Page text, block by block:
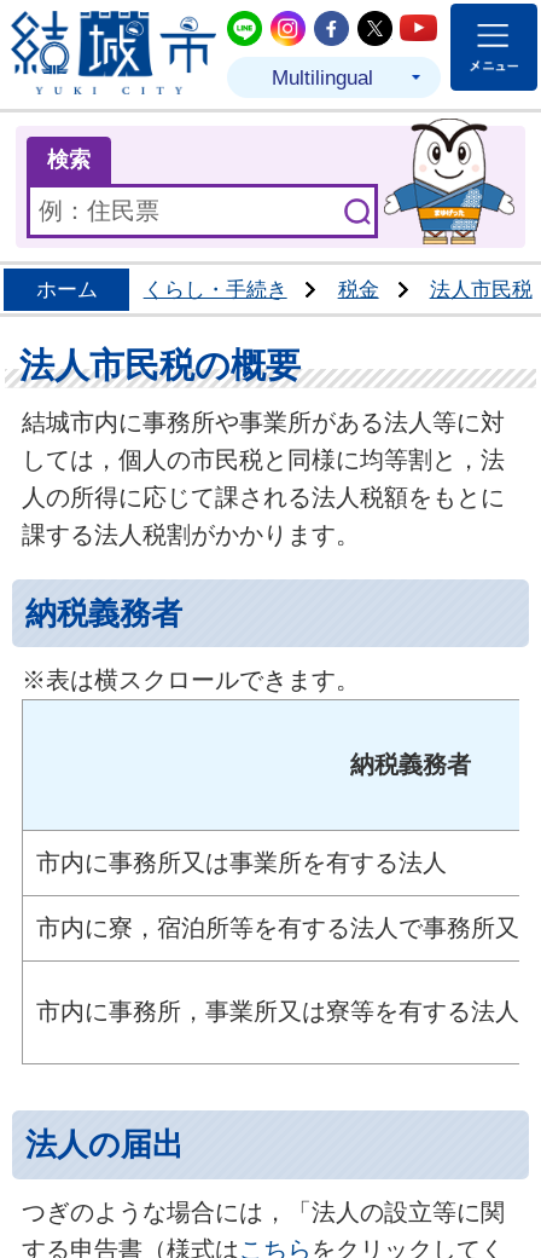
結城市公式LINE
結城市公式Instagram
結城市公式
結城市公式
結城市
Multilingual
検索
ホーム くらし・手続き 税金 法人市民税
法人市民税の概要
結城市内に事務所や事業所がある法人等に対
しては，個人の市民税と同様に均等割と，法
人の所得に応じて課される法人税額をもとに
課する法人税割がかかります。
納税義務者
※表は横スクロールできます。
納税義務者
市内に事務所又は事業所を有する法人
市内に寮，宿泊所等を有する法人で事務所又
市内に事務所，事業所又は寮等を有する法人
法人の届出
つぎのような場合には，「法人の設立等に関
する申告書（様式はこちら をクリックしてく